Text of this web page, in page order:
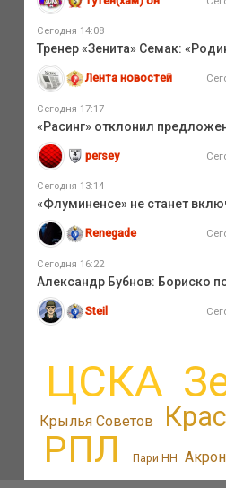
Сегодня 14:08
Тренер «Зенита» Семак:
Лента новостей
Сегодня 17:17
«Расинг» отклонил
persey
Сегодня 13:14
«Флуминенсе» не станет
Renegade
Сегодня 16:22
Александр Бубнов: Бориско
Steil
ЦСКА
Крылья Советов
РПЛ Пари НН Акрон